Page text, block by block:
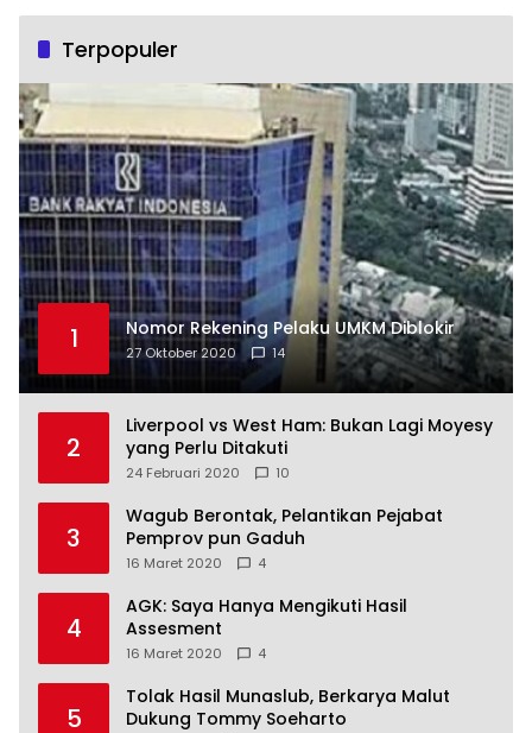
Terpopuler
1 Nomor Rekening Pelaku UMKM Diblokir
27 Oktober 2020 14
2
Liverpool vs West Ham: Bukan Lagi Moyesy
yang Perlu Ditakuti
24 Februari 2020 10
3
Wagub Berontak, Pelantikan Pejabat
Pemprov pun Gaduh
16 Maret 2020 4
4
AGK: Saya Hanya Mengikuti Hasil
Assesment
16 Maret 2020 4
5
Tolak Hasil Munaslub, Berkarya Malut
Dukung Tommy Soeharto